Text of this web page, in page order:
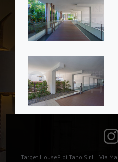
Target House® di Taho S.r.l. | Via